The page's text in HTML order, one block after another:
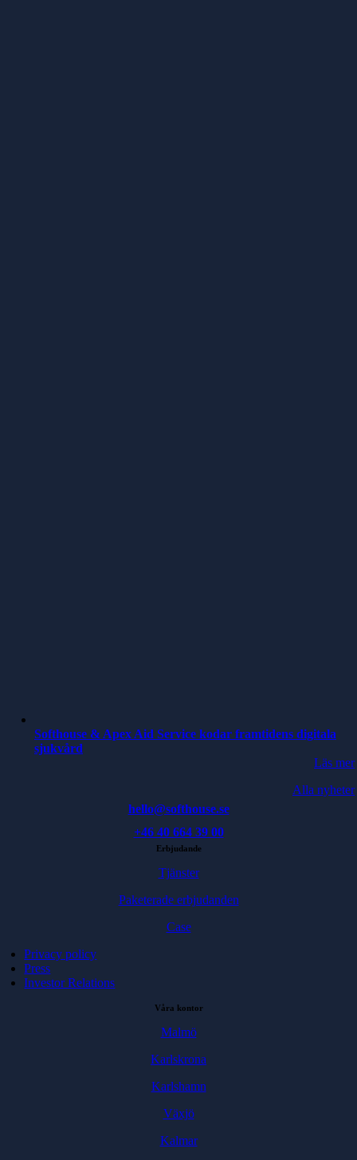
Softhouse & Apex Aid Service kodar framtidens digitala
sjukvård
Läs mer
Alla nyheter
hello@softhouse.se
+46 40 664 39 00
Erbjudande
Tjänster
Paketerade erbjudanden
Case
Privacy policy
Press
Investor Relations
Våra kontor
Malmö
Karlskrona
Karlshamn
Växjö
Kalmar